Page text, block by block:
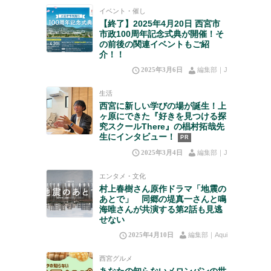
イベント・催し
【終了】2025年4月20日 西宮市
市政100周年記念式典が開催！そ
の前後の関連イベントもご紹
介！！
2025年3月6日 編集部｜J
生活
西宮に新しい学びの場が誕生！上
ヶ原にできた『好きを見つける探
究スクールThere』の椙村拓哉先
生にインタビュー！
PR
2025年3月4日 編集部｜J
エンタメ・文化
村上春樹さん原作ドラマ「地震の
あとで」 同郷の堤真一さんと鳴
海唯さんが共演する第2話も見逃
せない
2025年4月10日 編集部｜Aqui
西宮グルメ